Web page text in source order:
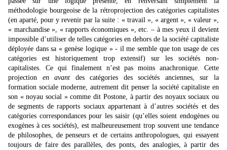
méthodologie bourgeoise de la rétroprojection des catégories capitalistes
(en aparté, pour y revenir par la suite : « travail », « argent », « valeur »,
« marchandise », « rapports économiques », etc. – à mes yeux il devient
impossible d’utiliser de telles catégories en dehors de la société capitaliste
déployée dans sa « genèse logique » - il me semble que ton usage de ces
catégories est historiquement trop extensif) sur les sociétés non-
capitalistes. Ce qui finalement n’est pas moins anachronique. Cette
projection en avant des catégories des sociétés anciennes, sur la
formation sociale moderne, autrement dit penser la société capitaliste en
son « noyau social » comme dit Postone, à partir des noyaux sociaux ou
de segments de rapports sociaux appartenant à d’autres sociétés et des
catégories correspondances pour les saisir (qu’elles soient endogènes ou
exogènes à ces sociétés), est malheureusement trop souvent une tendance
de philosophes, de penseurs et de certains anthropologues, qui essayent
toujours de faire des parallèles, des ponts, des analogies, à partir des